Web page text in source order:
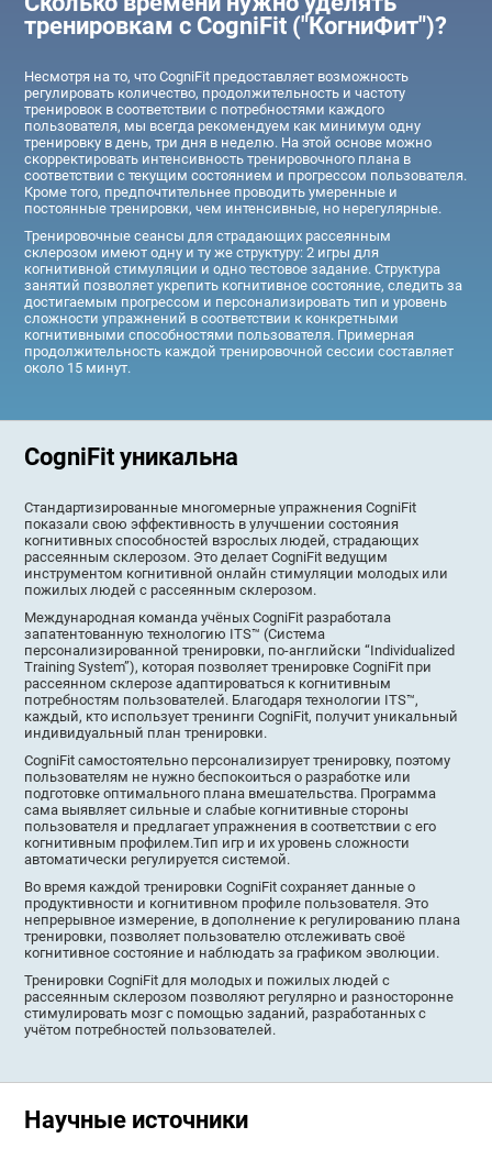
тренировкам с CogniFit ("КогниФит")?
Несмотря на то, что CogniFit предоставляет возможность
регулировать количество, продолжительность и частоту
тренировок в соответствии с потребностями каждого
пользователя, мы всегда рекомендуем как минимум одну
тренировку в день, три дня в неделю. На этой основе можно
скорректировать интенсивность тренировочного плана в
соответствии с текущим состоянием и прогрессом пользователя.
Кроме того, предпочтительнее проводить умеренные и
постоянные тренировки, чем интенсивные, но нерегулярные.
Тренировочные сеансы для страдающих рассеянным
склерозом имеют одну и ту же структуру: 2 игры для
когнитивной стимуляции и одно тестовое задание. Структура
занятий позволяет укрепить когнитивное состояние, следить за
достигаемым прогрессом и персонализировать тип и уровень
сложности упражнений в соответствии к конкретными
когнитивными способностями пользователя. Примерная
продолжительность каждой тренировочной сессии составляет
около 15 минут.
CogniFit уникальна
Стандартизированные многомерные упражнения CogniFit
показали свою эффективность в улучшении состояния
когнитивных способностей взрослых людей, страдающих
рассеянным склерозом. Это делает CogniFit ведущим
инструментом когнитивной онлайн стимуляции молодых или
пожилых людей с рассеянным склерозом.
Международная команда учёных CogniFit разработала
запатентованную технологию ITS™ (Система
персонализированной тренировки, по-английски “Individualized
Training System”), которая позволяет тренировке CogniFit при
рассеянном склерозе адаптироваться к когнитивным
потребностям пользователей. Благодаря технологии ITS™,
каждый, кто использует тренинги CogniFit, получит уникальный
индивидуальный план тренировки.
CogniFit самостоятельно персонализирует тренировку, поэтому
пользователям не нужно беспокоиться о разработке или
подготовке оптимального плана вмешательства. Программа
сама выявляет сильные и слабые когнитивные стороны
пользователя и предлагает упражнения в соответствии с его
когнитивным профилем.Тип игр и их уровень сложности
автоматически регулируется системой.
Во время каждой тренировки CogniFit сохраняет данные о
продуктивности и когнитивном профиле пользователя. Это
непрерывное измерение, в дополнение к регулированию плана
тренировки, позволяет пользователю отслеживать своё
когнитивное состояние и наблюдать за графиком эволюции.
Тренировки CogniFit для молодых и пожилых людей с
рассеянным склерозом позволяют регулярно и разносторонне
стимулировать мозг с помощью заданий, разработанных с
учётом потребностей пользователей.
Научные источники